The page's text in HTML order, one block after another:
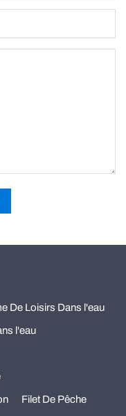
De Loisirs Dans l'eau
l'eau
Filet De Pêche